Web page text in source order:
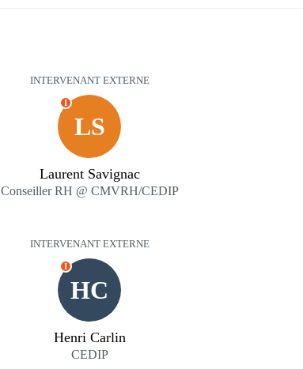
INTERVENANT EXTERNE
LS
I
Laurent Savignac
Conseiller RH @ CMVRH/CEDIP
INTERVENANT EXTERNE
HC
I
Henri Carlin
CEDIP